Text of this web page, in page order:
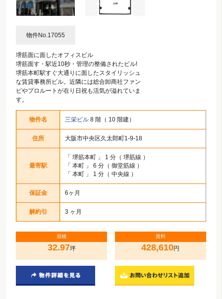
物件No.17055
堺筋面に面したオフィスビル
堺筋面す・駅近10秒・管理の整備されたビル!
堺筋本町駅すぐ大通りに面したスタイリッシュ
な賃貸事務所ビル。近隣には総合卸商社ファン
ビやプロルートが在り日祝も活気が溢れていま
す。
物件名 三栄ビル 8 階（ 10 階建）
住所 大阪市中央区久太郎町1-9-18
最寄駅
「 堺筋本町 」 1 分（ 堺筋線 ）
「 本町 」 6 分（ 御堂筋線 ）
「 本町 」 1 分（ 中央線 ）
保証金 6ヶ月
解約引 3 ヶ月
面積
32.97坪
賃料
428,610円